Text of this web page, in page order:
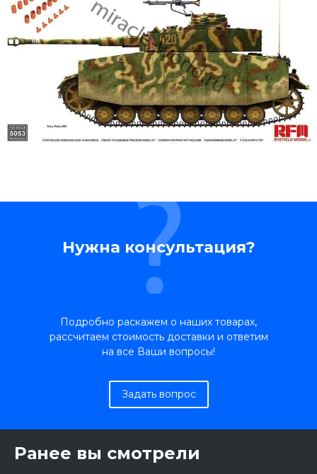
Нужна консультация?
Подробно раскажем о наших товарах,
рассчитаем стоимость доставки и ответим
на все Ваши вопросы!
Задать вопрос
Ранее вы смотрели